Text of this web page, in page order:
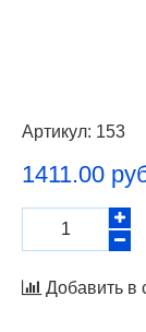
Артикул: 153
1411.00
Добавить в